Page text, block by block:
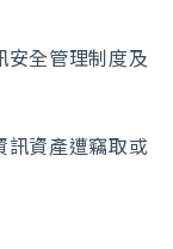
安全管理制度及
訊資產遭竊取或